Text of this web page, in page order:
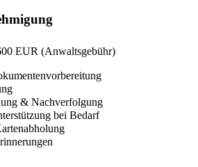
EUR (Anwaltsgebühr)
& Nachverfolgung
bei Bedarf